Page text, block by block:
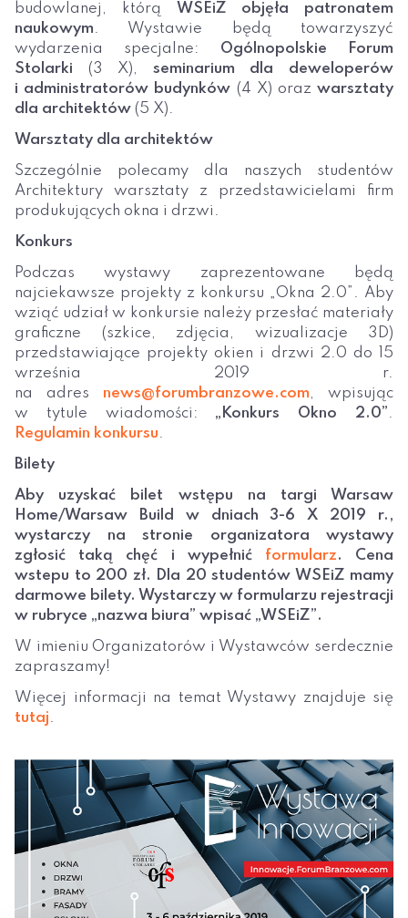
budowlanej, którą WSEiZ objęła patronatem
naukowym. Wystawie będą towarzyszyć
wydarzenia specjalne: Ogólnopolskie Forum
Stolarki (3 X), seminarium dla deweloperów
i administratorów budynków (4 X) orazwarsztaty
dla architektów (5 X).
Warsztaty dla architektów
Szczególnie polecamy dla naszych studentów
Architektury warsztaty z przedstawicielami firm
produkujących okna i drzwi.
Konkurs
Podczas wystawy zaprezentowane będą
najciekawsze projekty z konkursu „Okna 2.0”. Aby
wziąć udział w konkursie należy przesłać materiały
graficzne (szkice, zdjęcia, wizualizacje 3D)
przedstawiające projekty okien i drzwi 2.0 do 15
września 2019 r.
na adres news@forumbranzowe.com, wpisując
w tytule wiadomości: „Konkurs Okno 2.0”.
Regulamin konkursu.
Bilety
Aby uzyskać bilet wstępu na targi Warsaw
Home/Warsaw Build w dniach 3-6 X 2019 r.,
wystarczy na stronie organizatora wystawy
zgłosić taką chęć i wypełnić formularz. Cena
wstepu to 200 zł. Dla 20 studentów WSEiZ mamy
darmowe bilety. Wystarczy w formularzu rejestracji
w rubryce „nazwa biura” wpisać „WSEiZ”.
W imieniu Organizatorów i Wystawców serdecznie
zapraszamy!
Więcej informacji na temat Wystawy znajduje się
tutaj.